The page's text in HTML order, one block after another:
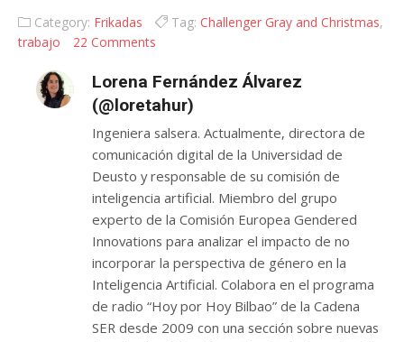
por famosos
Category: Frikadas Tag: Challenger Gray and Christmas,
trabajo
22 Comments
Lorena Fernández Álvarez
(@loretahur)
Ingeniera salsera. Actualmente, directora de
comunicación digital de la Universidad de
Deusto y responsable de su comisión de
inteligencia artificial. Miembro del grupo
experto de la Comisión Europea Gendered
Innovations para analizar el impacto de no
incorporar la perspectiva de género en la
Inteligencia Artificial. Colabora en el programa
de radio “Hoy por Hoy Bilbao” de la Cadena
SER desde 2009 con una sección sobre nuevas